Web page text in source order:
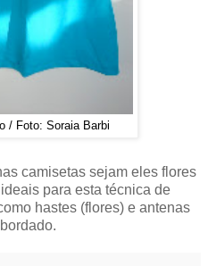
/ Foto: Soraia Barbi
camisetas sejam eles flores
para esta técnica de
hastes (flores) e antenas